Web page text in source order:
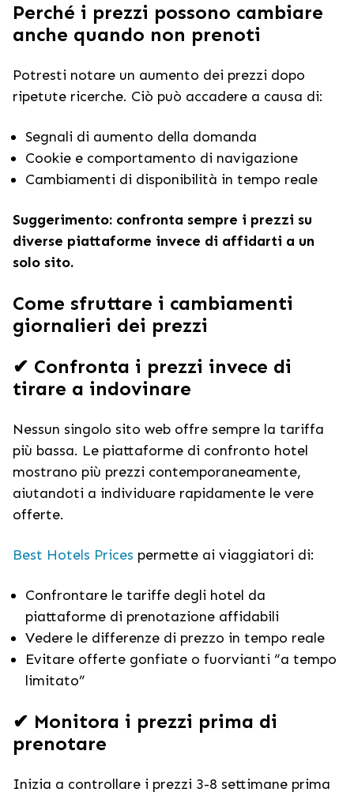
Perché i prezzi possono cambiare
anche quando non prenoti
Potresti notare un aumento dei prezzi dopo
ripetute ricerche. Ciò può accadere a causa di:
Segnali di aumento della domanda
Cookie e comportamento di navigazione
Cambiamenti di disponibilità in tempo reale
Suggerimento: confronta sempre i prezzi su
diverse piattaforme invece di affidarti a un
solo sito.
Come sfruttare i cambiamenti
giornalieri dei prezzi
✔ Confronta i prezzi invece di
tirare a indovinare
Nessun singolo sito web offre sempre la tariffa
più bassa. Le piattaforme di confronto hotel
mostrano più prezzi contemporaneamente,
aiutandoti a individuare rapidamente le vere
offerte.
Best Hotels Prices permette ai viaggiatori di:
Confrontare le tariffe degli hotel da
piattaforme di prenotazione affidabili
Vedere le differenze di prezzo in tempo reale
Evitare offerte gonfiate o fuorvianti “a tempo
limitato”
✔ Monitora i prezzi prima di
prenotare
Inizia a controllare i prezzi 3-8 settimane prima